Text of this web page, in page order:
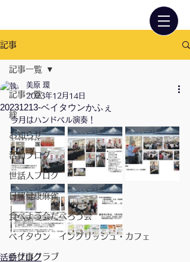
記事
記事一覧
絆
お知らせ
活動ブログ
世話人ブログ
日曜健康麻雀
食べよう会だべろう会
ベイタウン イングリッシュ・カフェ
手仕事クラブ
記事一覧
20231213-ベイタウンかふぇ
美原 環
2023年12月14日
今月はハンドベル演奏！
活動ブログ